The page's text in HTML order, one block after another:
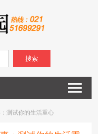
搜索
测试你的生活重心